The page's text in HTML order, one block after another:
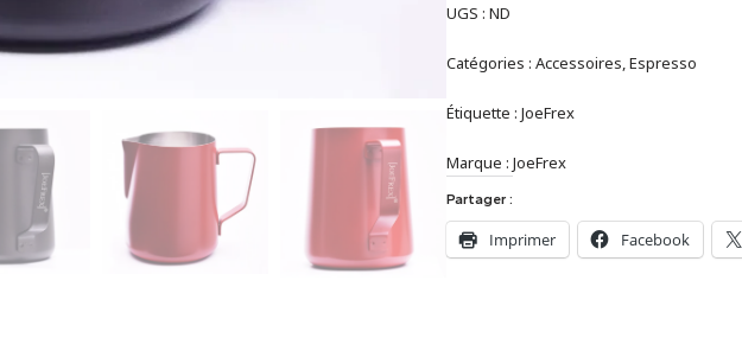
UGS :ND
Catégories :Accessoires,Espresso
Étiquette :JoeFrex
Marque :JoeFrex
Partager :
Imprimer Facebook